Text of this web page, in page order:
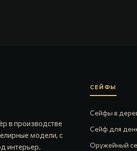
в производстве
модели, с
интерьер.
СЕЙФЫ
Сейфы в
Сейф для
Оружейный